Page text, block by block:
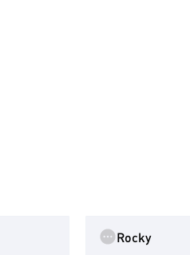
Rocky